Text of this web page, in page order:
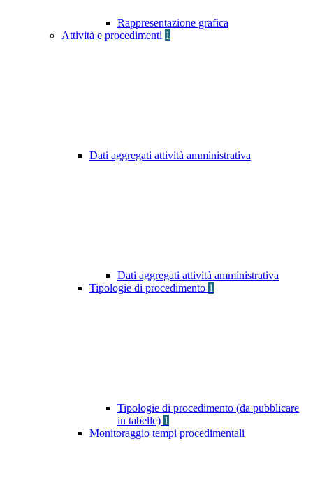
Rappresentazione grafica
Attività e procedimenti 1
Dati aggregati attività amministrativa
Dati aggregati attività amministrativa
Tipologie di procedimento 1
Tipologie di procedimento (da pubblicare
in tabelle) 1
Monitoraggio tempi procedimentali